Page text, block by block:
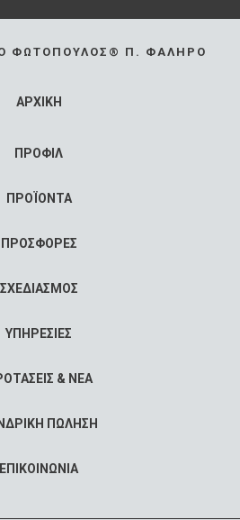
ΦΩΤΌΠΟΥΛΟΣ® Π. ΦΆΛΗΡΟ
ΑΡΧΙΚΗ
ΠΡΟΦΙΛ
ΠΡΟΪΟΝΤΑ
ΠΡΟΣΦΟΡΕΣ
ΣΧΕΔΙΑΣΜΟΣ
ΥΠΗΡΕΣΙΕΣ
& ΝΕΑ
ΠΩΛΗΣΗ
ΕΠΙΚΟΙΝΩΝΙΑ